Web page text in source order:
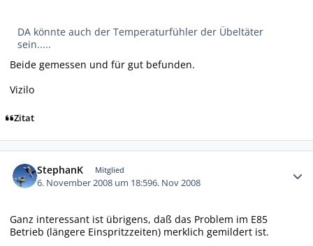
DA könnte auch der Temperaturfühler der Übeltäter
sein.....
Beide gemessen und für gut befunden.
Vizilo
Zitat
StephanK Mitglied
6. November 2008 um 18:596. Nov 2008
Ganz interessant ist übrigens, daß das Problem im E85
Betrieb (längere Einspritzzeiten) merklich gemildert ist.